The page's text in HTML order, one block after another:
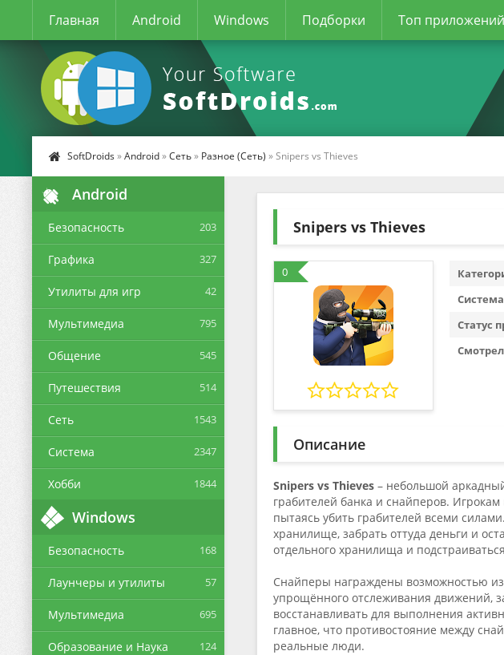
Главная Android Windows Подборки Топ приложений
SoftDroids »Android»Сеть» Разное (Сеть) » Snipers vs Thieves
Android
Безопасность 203
Графика 327
Утилиты для игр 42
Мультимедиа 795
Общение 545
Путешествия 514
Сеть 1543
Система 2347
Хобби 1844
Windows
Безопасность 168
Лаунчеры и утилиты 57
Мультимедиа 695
Образование и Наука 124
Snipers vs Thieves
0
Статус
Описание
Snipers vs Thieves – небольшой
грабителей банка и снайперов.
пытаясь убить грабителей всеми
хранилище, забрать оттуда деньги и
отдельного хранилища и
Снайперы награждены возможностью
упрощённого отслеживания движений,
восстанавливать для выполнения
главное, что противостояние между
реальные люди.